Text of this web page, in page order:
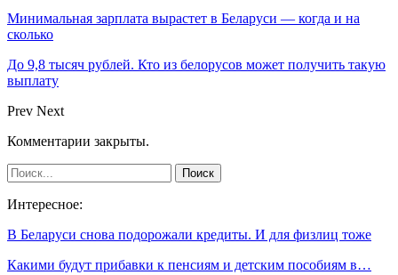
Минимальная зарплата вырастет в Беларуси — когда и на
сколько
До 9,8 тысяч рублей. Кто из белорусов может получить такую
выплату
Prev Next
Комментарии закрыты.
Интересное:
В Беларуси снова подорожали кредиты. И для физлиц тоже
Какими будут прибавки к пенсиям и детским пособиям в…